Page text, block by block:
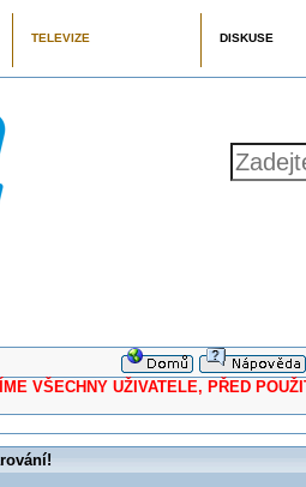
TELEVIZE DISKUSE
UŽIVATELE, PŘED